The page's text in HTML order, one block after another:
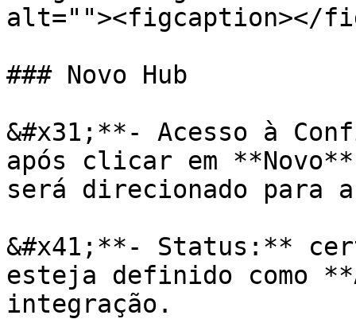
alt=""><figcaption></
### Novo Hub
&#x31;**- Acesso à
após clicar em
será direcionado para
&#x41;**- Status:**
esteja definido como
integração.